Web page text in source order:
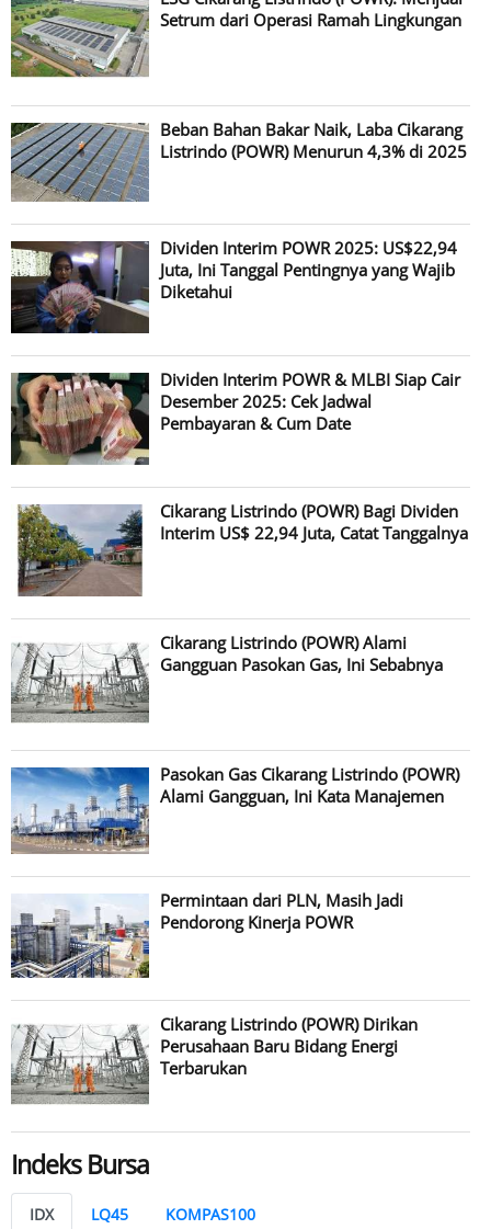
Setrum dari Operasi Ramah Lingkungan
Beban Bahan Bakar Naik, Laba Cikarang
Listrindo (POWR) Menurun 4,3% di 2025
Dividen Interim POWR 2025: US$22,94
Juta, Ini Tanggal Pentingnya yang Wajib
Diketahui
Dividen Interim POWR & MLBI Siap Cair
Desember 2025: Cek Jadwal
Pembayaran & Cum Date
Cikarang Listrindo (POWR) Bagi Dividen
Interim US$ 22,94 Juta, Catat Tanggalnya
Cikarang Listrindo (POWR) Alami
Gangguan Pasokan Gas, Ini Sebabnya
Pasokan Gas Cikarang Listrindo (POWR)
Alami Gangguan, Ini Kata Manajemen
Permintaan dari PLN, Masih Jadi
Pendorong Kinerja POWR
Cikarang Listrindo (POWR) Dirikan
Perusahaan Baru Bidang Energi
Terbarukan
Indeks Bursa
IDX LQ45 KOMPAS100